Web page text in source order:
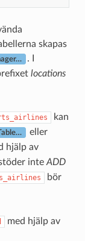
skapas
. I
locations
kan
eller
hjälp av
inte ADD
bör
med hjälp av